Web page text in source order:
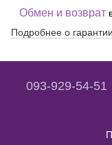
Обмен и возврат
Подробнее о гарантии
093-929-54-51